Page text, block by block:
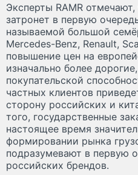
Эксперты RAMR
затронет в первую
называемой большой
Mercedes-Benz, Renault,
повышение цен на
изначально более
покупательской
частных клиентов
сторону российских и
того, государственные
настоящее время
формировании рынка
подразумевают в первую
российских брендов.